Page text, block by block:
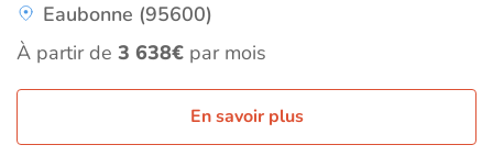
Eaubonne (95600)
À partir de 3 638€ par mois
En savoir plus